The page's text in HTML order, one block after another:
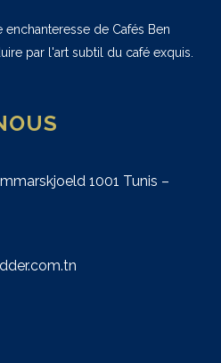
de Cafés Ben
par l'art subtil du café exquis.
1001 Tunis –